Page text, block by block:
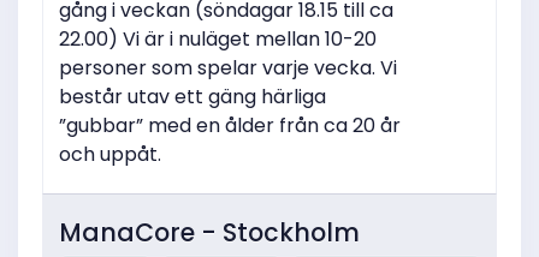
gång i veckan (söndagar 18.15 till ca
22.00) Vi är i nuläget mellan 10-20
personer som spelar varje vecka. Vi
består utav ett gäng härliga
”gubbar” med en ålder från ca 20 år
och uppåt.
ManaCore - Stockholm